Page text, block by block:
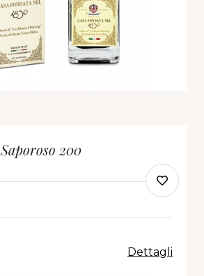
Saporoso 200
Dettagli